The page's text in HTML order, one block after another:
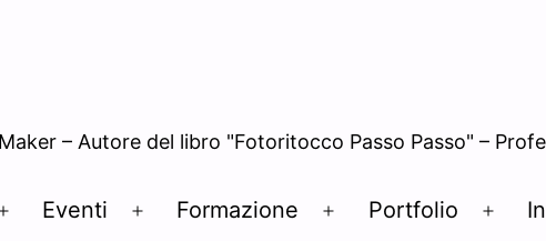
– Autore del libro "Fotoritocco Passo Passo" –
Open
Eventi
Open
Formazione
Open
Portfolio
Open